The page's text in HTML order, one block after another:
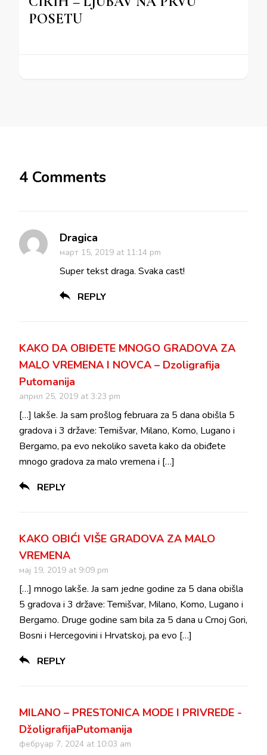
POSETU
4 Comments
Dragica
март 15, 2019 at 11:14 pm
Super tekst draga. Svaka cast!
REPLY
KAKO DA OBIĐETE MNOGO GRADOVA ZA
MALO VREMENA I NOVCA – Dzoligrafija
Putomanija
април 25, 2019 at 3:23 pm
[…] lakše. Ja sam prošlog februara za 5 dana obišla 5
gradova i 3 države: Temišvar, Milano, Komo, Lugano i
Bergamo, pa evo nekoliko saveta kako da obiđete
mnogo gradova za malo vremena i […]
REPLY
KAKO OBIĆI VIŠE GRADOVA ZA MALO
VREMENA
мај 19, 2019 at 9:09 pm
[…] mnogo lakše. Ja sam jedne godine za 5 dana obišla
5 gradova i 3 države: Temišvar, Milano, Komo, Lugano i
Bergamo. Druge godine sam bila za 5 dana u Crnoj Gori,
Bosni i Hercegovini i Hrvatskoj, pa evo […]
REPLY
MILANO – PRESTONICA MODE I PRIVREDE -
DžoligrafijaPutomanija
фебруар 7, 2024 at 10:03 am